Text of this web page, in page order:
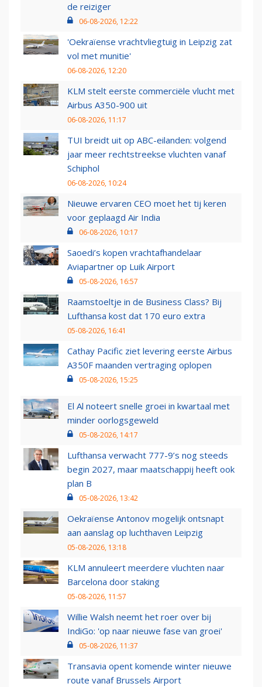
de reiziger
06-08-2026, 12:22
'Oekraïense vrachtvliegtuig in Leipzig zat
vol met munitie'
06-08-2026, 12:20
KLM stelt eerste commerciële vlucht met
Airbus A350-900 uit
06-08-2026, 11:17
TUI breidt uit op ABC-eilanden: volgend
jaar meer rechtstreekse vluchten vanaf
Schiphol
06-08-2026, 10:24
Nieuwe ervaren CEO moet het tij keren
voor geplaagd Air India
06-08-2026, 10:17
Saoedi’s kopen vrachtafhandelaar
Aviapartner op Luik Airport
05-08-2026, 16:57
Raamstoeltje in de Business Class? Bij
Lufthansa kost dat 170 euro extra
05-08-2026, 16:41
Cathay Pacific ziet levering eerste Airbus
A350F maanden vertraging oplopen
05-08-2026, 15:25
El Al noteert snelle groei in kwartaal met
minder oorlogsgeweld
05-08-2026, 14:17
Lufthansa verwacht 777-9’s nog steeds
begin 2027, maar maatschappij heeft ook
plan B
05-08-2026, 13:42
Oekraïense Antonov mogelijk ontsnapt
aan aanslag op luchthaven Leipzig
05-08-2026, 13:18
KLM annuleert meerdere vluchten naar
Barcelona door staking
05-08-2026, 11:57
Willie Walsh neemt het roer over bij
IndiGo: 'op naar nieuwe fase van groei'
05-08-2026, 11:37
Transavia opent komende winter nieuwe
route vanaf Brussels Airport